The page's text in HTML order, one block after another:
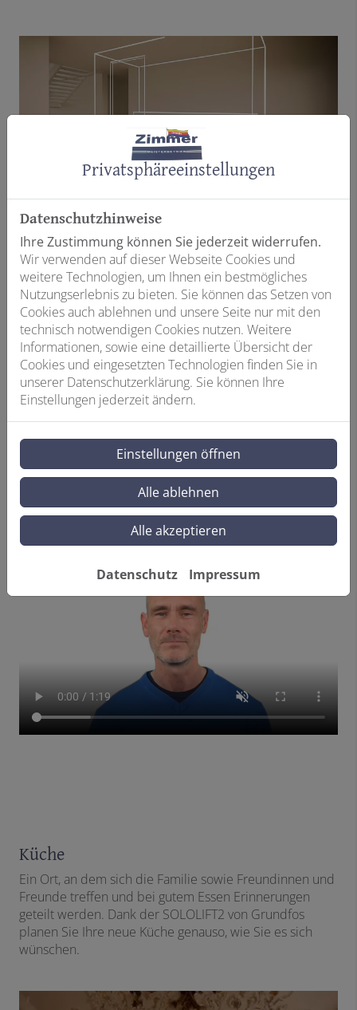
Eine Küche im Wohnbereich, Bad im Keller
oder Dachgeschoss?
Mit der Sololift 2 kein Problem.
Küche
Ein Ort, an dem sich die Familie sowie Freundinnen und
Freunde treffen und bei gutem Essen Erinnerungen
geteilt werden. Dank der SOLOLIFT2 von Grundfos
planen Sie Ihre neue Küche genauso, wie Sie es sich
wünschen.
Privatsphäre­einstellungen
Datenschutzhinweise
Ihre Zustimmung können Sie jederzeit widerrufen.
Wir verwenden auf dieser Webseite Cookies und
weitere Technologien, um Ihnen ein bestmögliches
Nutzungserlebnis zu bieten. Sie können das Setzen von
Cookies auch ablehnen und unsere Seite nur mit den
technisch notwendigen Cookies nutzen. Weitere
Informationen, sowie eine detaillierte Übersicht der
Cookies und eingesetzten Technologien finden Sie in
unserer Datenschutzerklärung. Sie können Ihre
Einstellungen jederzeit ändern.
Einstellungen öffnen
Alle ablehnen
Alle akzeptieren
Datenschutz Impressum